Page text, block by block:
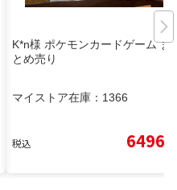
K*n様 ポケモンカードゲーム ま
とめ売り
マイストア在庫： 1366
税込 6496